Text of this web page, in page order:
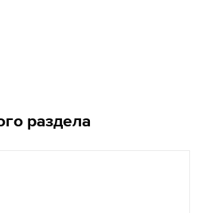
раздела